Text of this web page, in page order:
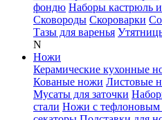
фондю Наборы кастрюль
Сковороды Скороварки
Тазы для варенья
N
Ножи
Керамические кухонные
Кованые ножи Листовые
Мусаты для заточки
стали Ножи с тефлоновым